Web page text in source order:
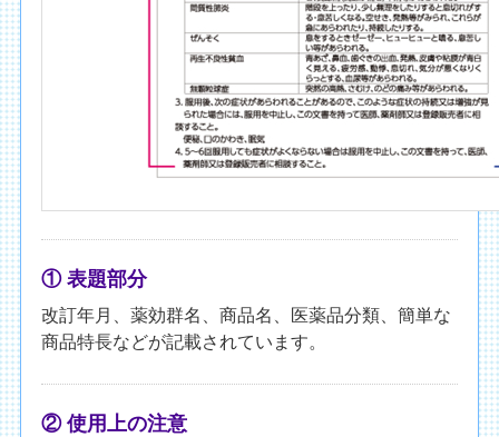
① 表題部分
改訂年月、薬効群名、商品名、医薬品分類、簡単な
商品特長などが記載されています。
② 使用上の注意